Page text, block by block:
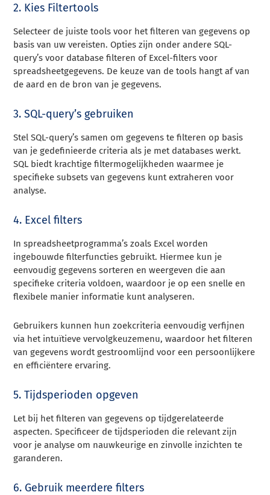
2. Kies Filtertools
Selecteer de juiste tools voor het filteren van gegevens op
basis van uw vereisten. Opties zijn onder andere SQL-
query’s voor database filteren of Excel-filters voor
spreadsheetgegevens. De keuze van de tools hangt af van
de aard en de bron van je gegevens.
3. SQL-query’s gebruiken
Stel SQL-query’s samen om gegevens te filteren op basis
van je gedefinieerde criteria als je met databases werkt.
SQL biedt krachtige filtermogelijkheden waarmee je
specifieke subsets van gegevens kunt extraheren voor
analyse.
4. Excel filters
In spreadsheetprogramma’s zoals Excel worden
ingebouwde filterfuncties gebruikt. Hiermee kun je
eenvoudig gegevens sorteren en weergeven die aan
specifieke criteria voldoen, waardoor je op een snelle en
flexibele manier informatie kunt analyseren.
Gebruikers kunnen hun zoekcriteria eenvoudig verfijnen
via het intuïtieve vervolgkeuzemenu, waardoor het filteren
van gegevens wordt gestroomlijnd voor een persoonlijkere
en efficiëntere ervaring.
5. Tijdsperioden opgeven
Let bij het filteren van gegevens op tijdgerelateerde
aspecten. Specificeer de tijdsperioden die relevant zijn
voor je analyse om nauwkeurige en zinvolle inzichten te
garanderen.
6. Gebruik meerdere filters